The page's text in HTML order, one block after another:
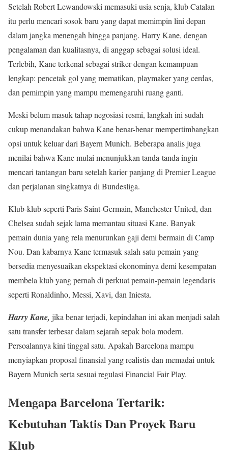
Setelah Robert Lewandowski memasuki usia senja, klub Catalan
itu perlu mencari sosok baru yang dapat memimpin lini depan
dalam jangka menengah hingga panjang. Harry Kane, dengan
pengalaman dan kualitasnya, di anggap sebagai solusi ideal.
Terlebih, Kane terkenal sebagai striker dengan kemampuan
lengkap: pencetak gol yang mematikan, playmaker yang cerdas,
dan pemimpin yang mampu memengaruhi ruang ganti.
Meski belum masuk tahap negosiasi resmi, langkah ini sudah
cukup menandakan bahwa Kane benar-benar mempertimbangkan
opsi untuk keluar dari Bayern Munich. Beberapa analis juga
menilai bahwa Kane mulai menunjukkan tanda-tanda ingin
mencari tantangan baru setelah karier panjang di Premier League
dan perjalanan singkatnya di Bundesliga.
Klub-klub seperti Paris Saint-Germain, Manchester United, dan
Chelsea sudah sejak lama memantau situasi Kane. Banyak
pemain dunia yang rela menurunkan gaji demi bermain di Camp
Nou. Dan kabarnya Kane termasuk salah satu pemain yang
bersedia menyesuaikan ekspektasi ekonominya demi kesempatan
membela klub yang pernah di perkuat pemain-pemain legendaris
seperti Ronaldinho, Messi, Xavi, dan Iniesta.
Harry Kane, jika benar terjadi, kepindahan ini akan menjadi salah
satu transfer terbesar dalam sejarah sepak bola modern.
Persoalannya kini tinggal satu. Apakah Barcelona mampu
menyiapkan proposal finansial yang realistis dan memadai untuk
Bayern Munich serta sesuai regulasi Financial Fair Play.
Mengapa Barcelona Tertarik:
Kebutuhan Taktis Dan Proyek Baru
Klub